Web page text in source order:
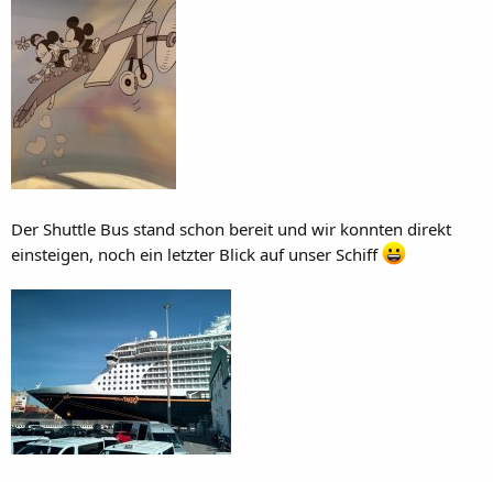
Der Shuttle Bus stand schon bereit und wir konnten direkt
einsteigen, noch ein letzter Blick auf unser Schiff